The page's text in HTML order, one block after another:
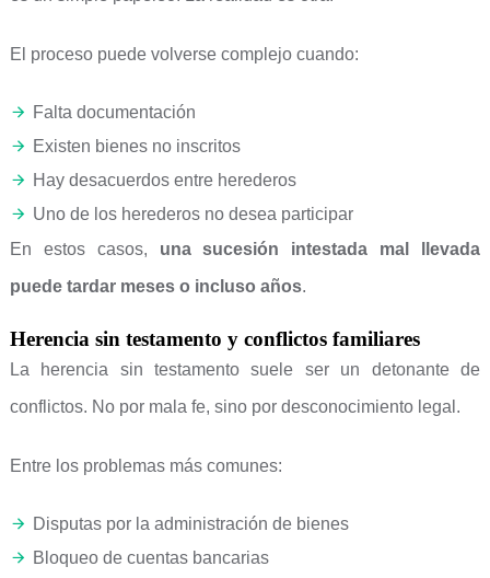
El proceso puede volverse complejo cuando:
Falta documentación
Existen bienes no inscritos
Hay desacuerdos entre herederos
Uno de los herederos no desea participar
En estos casos, una sucesión intestada mal llevada
puede tardar meses o incluso años.
Herencia sin testamento y conflictos familiares
La herencia sin testamento suele ser un detonante de
conflictos. No por mala fe, sino por desconocimiento legal.
Entre los problemas más comunes:
Disputas por la administración de bienes
Bloqueo de cuentas bancarias